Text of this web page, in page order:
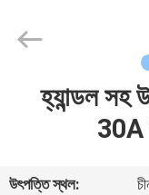
CO.,LIMITED.
হ্যান্ডল সহ
30A
উৎপত্তি স্থল: